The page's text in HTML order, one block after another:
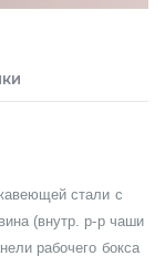
стали с
(внутр. р-р чаши
рабочего бокса